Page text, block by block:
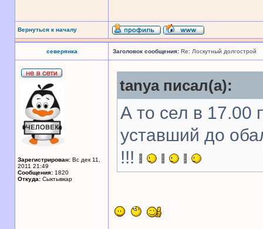
Вернуться к началу
северянка Заголовок сообщения: Re: Лоскутный долгострой
Зарегистрирован: Вс дек 11,
2011 21:49
Сообщения: 1820
Откуда: Сыктывкар
tanya писал(а):
А то сел в 17.00
уставший до
!!!